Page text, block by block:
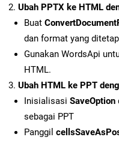
Ubah PPTX ke HTML
Buat
dan format yang
Gunakan WordsApi
HTML.
Ubah HTML ke PPT
Inisialisasi SaveOption
sebagai PPT
Panggil